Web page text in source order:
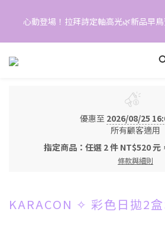
📱加入官方LINE｜領
1
2
0
心動登場！拉拜詩定軸高光🌿新品早
📱加入官方LINE｜領
優惠至 2026/08/25
所有顧客適用
指定商品：任選 2 件 NT$520 元
條款與細則
KARACON ✧ 彩色日拋2